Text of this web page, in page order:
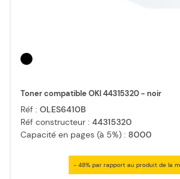
Toner compatible OKI 44315320 - noir
Réf : OLES6410B
Réf constructeur : 44315320
Capacité en pages (à 5%) : 8000
- 48% par rapport au produit de la